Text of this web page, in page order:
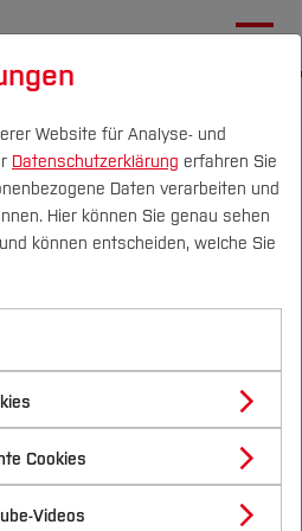
DE|EN Quicklinks
Prüfungen
Transferprofil
Freude - das ist
Website für Analyse- und
Datenschutzerklärung erfahren Sie
Daten verarbeiten und
Hier können Sie genau sehen
können entscheiden, welche Sie
Cookies
Videos